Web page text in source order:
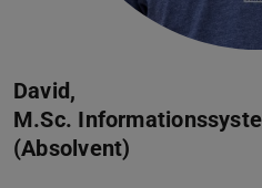
David,
M.Sc.
(Absolvent)